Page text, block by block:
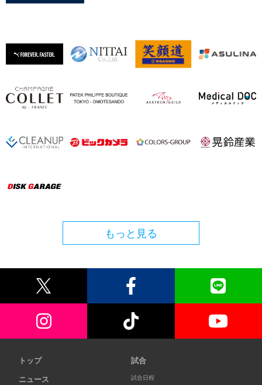
もっと見る
トップ
ニュース
試合
試合日程